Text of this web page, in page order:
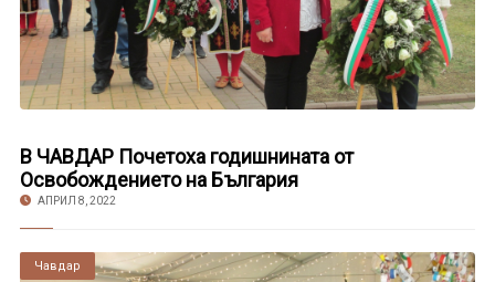
В ЧАВДАР Почетоха годишнината от
Освобождението на България
АПРИЛ 8, 2022
Чавдар